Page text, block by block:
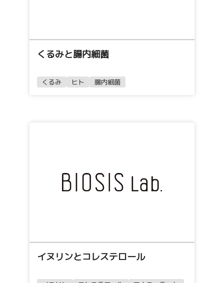
くるみと腸内細菌
くるみ ヒト 腸内細菌
イヌリンとコレステロール